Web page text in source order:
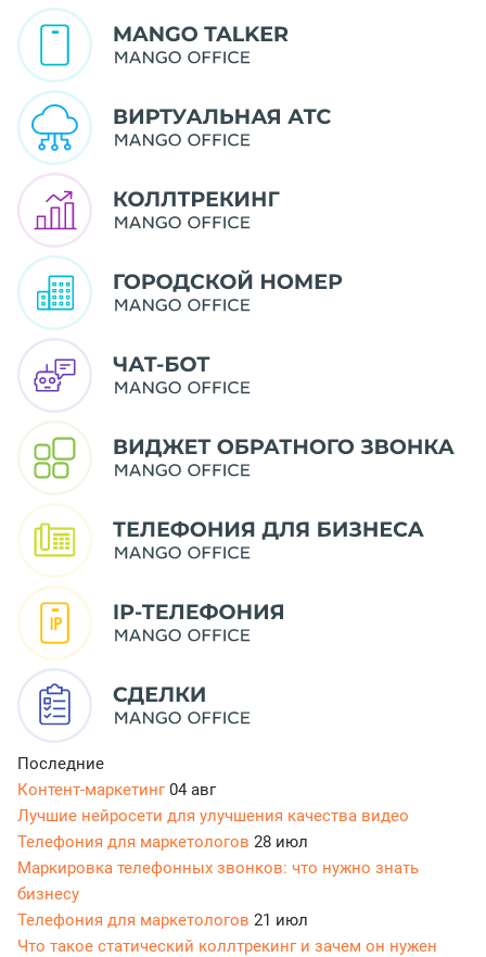
Последние
Контент-маркетинг04 авг
Лучшие нейросети для улучшения качества видео
Телефония для маркетологов 28 июл
Маркировка телефонных звонков: что нужно знать
бизнесу
Телефония для маркетологов 21 июл
Что такое статический коллтрекинг и зачем он нужен